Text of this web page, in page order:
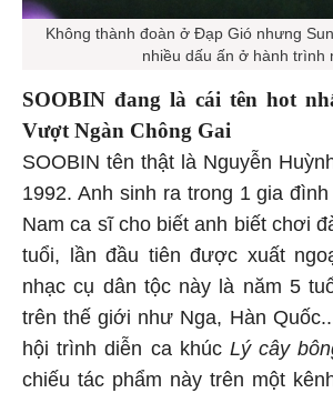
Không thành đoàn ở Đạp Gió nhưng
nhiều dấu ấn ở hành trình
SOOBIN đang là cái tên hot
Vượt Ngàn Chông Gai
SOOBIN tên thật là Nguyễn
1992. Anh sinh ra trong 1 gia
Nam ca sĩ cho biết anh biết chơi
tuổi, lần đầu tiên được xuất
nhạc cụ dân tộc này là năm 5
trên thế giới như Nga, Hàn
hội trình diễn ca khúc Lý cây
chiếu tác phẩm này trên một